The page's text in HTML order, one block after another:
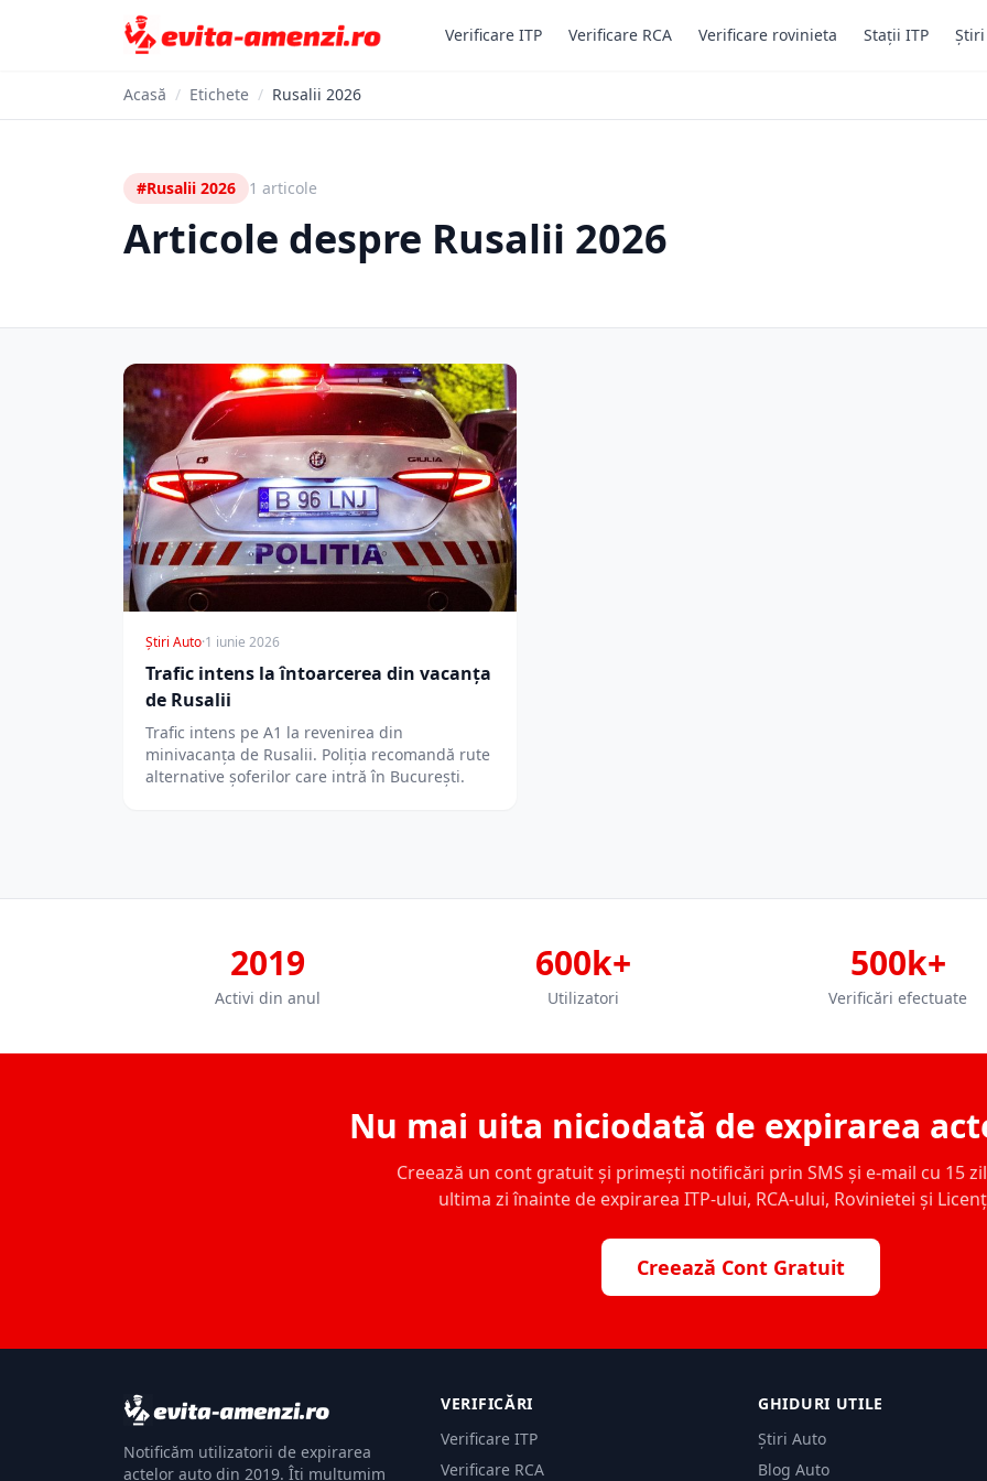
Verificare ITP Verificare RCA Verificare rovinieta Stații ITP
Acasă / Etichete / Rusalii 2026
#Rusalii 2026 1 articole
Articole despre Rusalii 2026
Știri Auto·1 iunie 2026
Trafic intens la întoarcerea din vacanța
de Rusalii
Trafic intens pe A1 la revenirea din
minivacanța de Rusalii. Poliția recomandă rute
alternative șoferilor care intră în București.
2019
Activi din anul
600k+
Utilizatori
500k+
Verificări efectuate
Nu mai uita niciodată de expirarea
Creează un cont gratuit și primești notificări prin SMS și e-mail cu 15
ultima zi înainte de expirarea ITP-ului, RCA-ului, Rovinietei și
Creează Cont Gratuit
Notificăm utilizatorii de expirarea
actelor auto din 2019. Îți mulțumim
VERIFICĂRI
Verificare ITP
Verificare RCA
GHIDURI UTILE
Știri Auto
Blog Auto